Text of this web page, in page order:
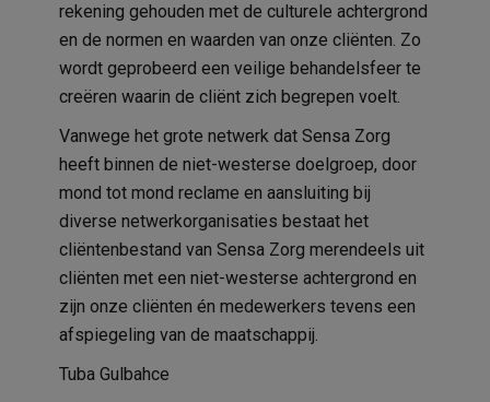
rekening gehouden met de culturele achtergrond
en de normen en waarden van onze cliënten. Zo
wordt geprobeerd een veilige behandelsfeer te
creëren waarin de cliënt zich begrepen voelt.
Vanwege het grote netwerk dat Sensa Zorg
heeft binnen de niet-westerse doelgroep, door
mond tot mond reclame en aansluiting bij
diverse netwerkorganisaties bestaat het
cliëntenbestand van Sensa Zorg merendeels uit
cliënten met een niet-westerse achtergrond en
zijn onze cliënten én medewerkers tevens een
afspiegeling van de maatschappij.
Tuba Gulbahce